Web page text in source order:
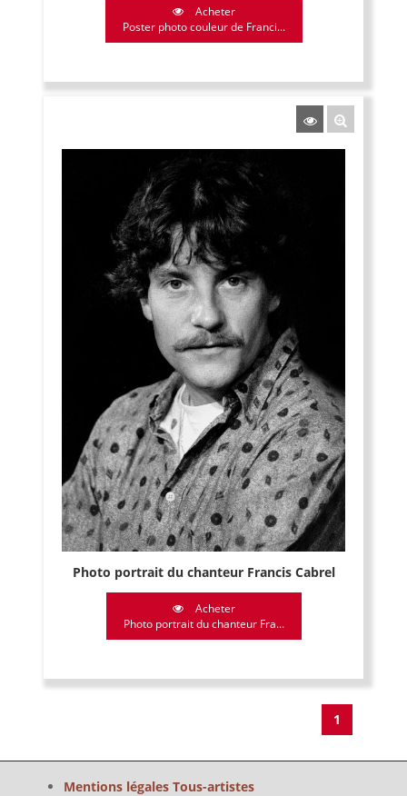
Acheter
Poster photo couleur de Franci...
Photo portrait du chanteur Francis Cabrel
Acheter
Photo portrait du chanteur Fra...
1
Mentions légales Tous-artistes